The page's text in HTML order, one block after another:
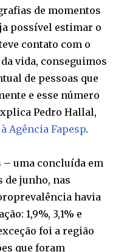
de momentos
possível estimar o
contato com o
vida, conseguimos
de pessoas que
e esse número
Pedro Hallal,
à Agência Fapesp.
– uma concluída em
de junho, nas
havia
1,9%, 3,1% e
foi a região
que foram